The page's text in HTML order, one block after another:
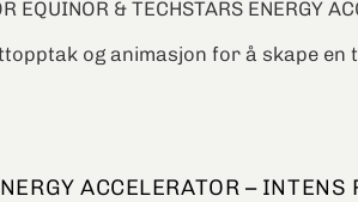
EQUINOR & TECHSTARS ENERGY
og animasjon for å skape
ACCELERATOR –